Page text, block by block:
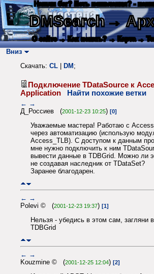
Нашли баг? Есть пожелания? -
DMSearch→
О сайте → Как искать? → Карта →
Вниз
Скачать: CL DM ;
Подключение TDataSource к
Application
Найти похожие ветки
← →
Д_Россиев (2001-12-23 10:25) [0]
Уважаемые мастера! Работаю с
через автоматизацию (использую
Access_TLB). С доступом к данным
мне нужно подключить к ним
вывести данные в TDBGrid. Можно ли
не создавая наследник от TDataSet?
Заранее благодарен.
← →
Polevi © (2001-12-23 19:37) [1]
Нельзя - убедись в этом сам, загляни
TDBGrid
← →
Kouzmine © (2001-12-25 12:04) [2]